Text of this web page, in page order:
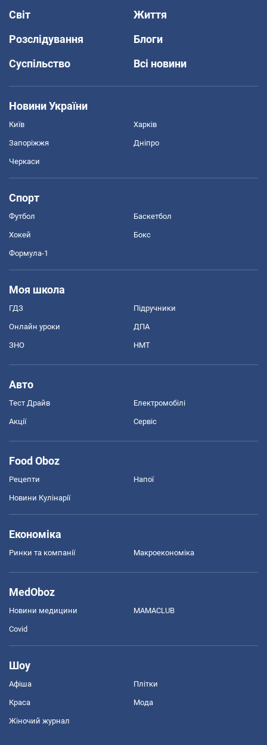
Світ
Життя
Розслідування
Блоги
Суспільство
Всі новини
Новини України
Київ Харків
Запоріжжя Дніпро
Черкаси
Спорт
Футбол Баскетбол
Хокей Бокс
Формула-1
Моя школа
ГДЗ Підручники
Онлайн уроки ДПА
ЗНО НМТ
Авто
Тест Драйв Електромобілі
Акції Сервіс
Food Oboz
Рецепти Напої
Новини Кулінарії
Економіка
Ринки та компанії Макроекономіка
MedOboz
Новини медицини MAMACLUB
Covid
Шоу
Афіша Плітки
Краса Мода
Жіночий журнал